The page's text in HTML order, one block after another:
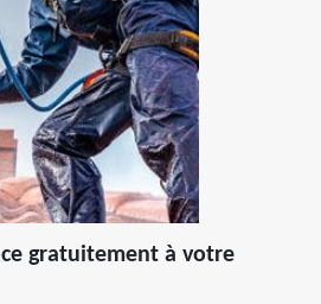
gratuitement à votre